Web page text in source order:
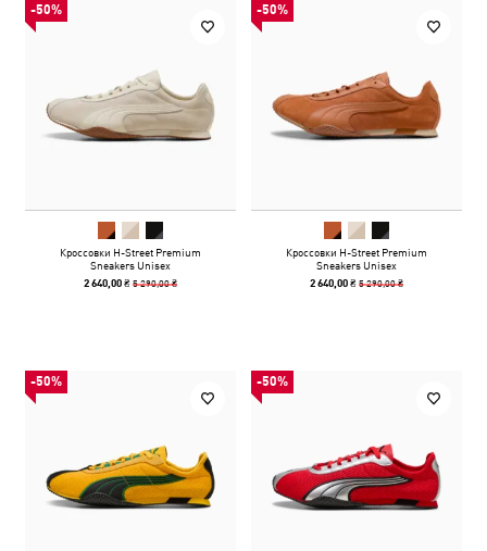
-50%
Кроссовки H-Street Premium
Sneakers Unisex
2 640,00 ₴5 290,00 ₴
-50%
Кроссовки H-Street Premium
Sneakers Unisex
2 640,00 ₴5 290,00 ₴
-50% -50%